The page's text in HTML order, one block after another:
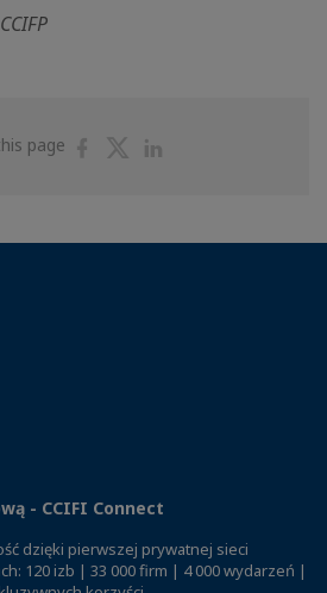
page
ShareShare
- CCIFI Connect
dzięki pierwszej prywatnej sieci
120 izb | 33 000 firm | 4 000 wydarzeń |